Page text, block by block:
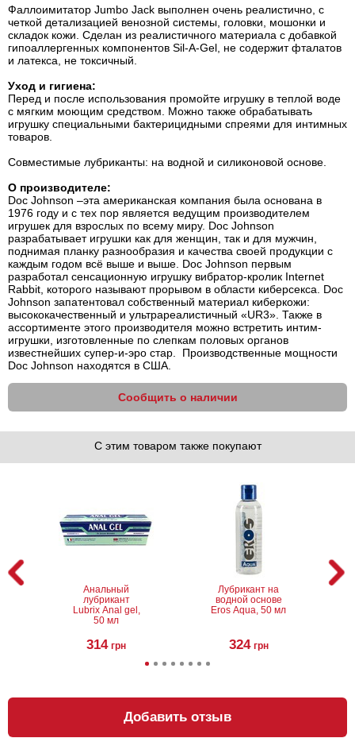
Фаллоимитатор Jumbo Jack выполнен очень реалистично, с
четкой детализацией венозной системы, головки, мошонки и
складок кожи. Сделан из реалистичного материала с добавкой
гипоаллергенных компонентов Sil-A-Gel, не содержит фталатов
и латекса, не токсичный.
Уход и гигиена:
Перед и после использования промойте игрушку в теплой воде
с мягким моющим средством. Можно также обрабатывать
игрушку специальными бактерицидными спреями для интимных
товаров.
Совместимые лубриканты: на водной и силиконовой основе.
О производителе:
Doc Johnson –эта американская компания была основана в
1976 году и с тех пор является ведущим производителем
игрушек для взрослых по всему миру. Doc Johnson
разрабатывает игрушки как для женщин, так и для мужчин,
поднимая планку разнообразия и качества своей продукции с
каждым годом всё выше и выше. Doc Johnson первым
разработал сенсационную игрушку вибратор-кролик Internet
Rabbit, которого называют прорывом в области киберсекса. Doc
Johnson запатентовал собственный материал киберкожи:
высококачественный и ультрареалистичный «UR3». Также в
ассортименте этого производителя можно встретить интим-
игрушки, изготовленные по слепкам половых органов
известнейших супер-и-эро стар. Производственные мощности
Doc Johnson находятся в США.
Сообщить о наличии
С этим товаром также покупают
Анальный
лубрикант
Lubrix Anal gel,
50 мл
314 грн
Лубрикант на
водной основе
Eros Aqua, 50 мл
324 грн
Добавить отзыв